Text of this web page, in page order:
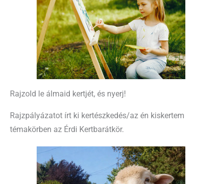
Rajzold le álmaid kertjét, és nyerj!
Rajzpályázatot írt ki kertészkedés/az én kiskertem
témakörben az Érdi Kertbarátkör.